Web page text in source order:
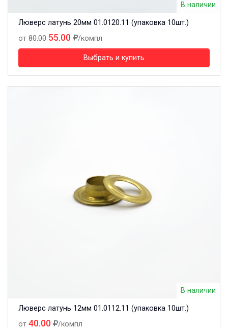
В наличии
Люверс латунь 20мм 01.0120.11 (упаковка 10шт.)
от 80.00 55.00 /компл
Выбрать и купить
В наличии
Люверс латунь 12мм 01.0112.11 (упаковка 10шт.)
от 40.00 /компл